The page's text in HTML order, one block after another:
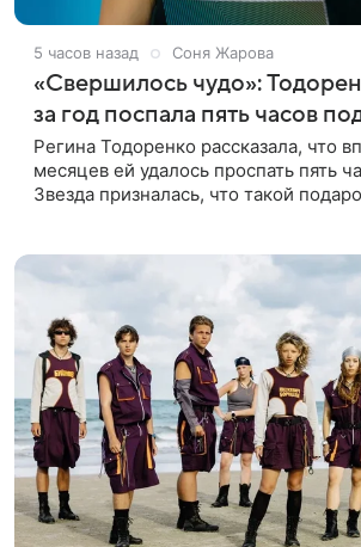
5 часов назад Соня Жарова
«Свершилось чудо»:
за год поспала пять часов
Регина Тодоренко рассказала, что
месяцев ей удалось проспать пять
Звезда призналась, что такой